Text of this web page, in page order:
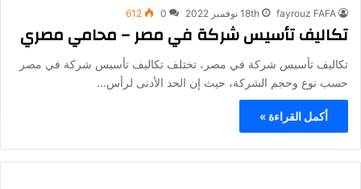
fayrouz FAFA 18th نوفمبر 2022 0
612
تكاليف تأسيس شركة في مصر – محامي مصري
تكاليف تأسيس شركة في مصر، تختلف تكاليف تأسيس شركة في مصر
حسب نوع وحجم الشركة، حيث إن الحد الأدنى لرأس…
أكمل القراءة »